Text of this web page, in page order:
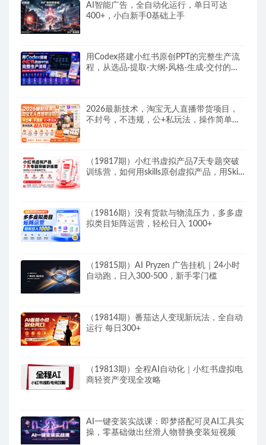
AI智能广告，全自动化运行，单日可达
400+，小白新手0基础上手
用Codex搭建小红书原创PPT的完整生产流
程，从选品·提取·大纲·风格·生成·交付的九
2026最新技术，淘宝无人直播带货项目，
不封号，不违规，公+私玩法，操作简单，
（19817期）小红书虚拟产品7天专题突破
训练营，如何用skills原创虚拟产品，用Skil
（19816期）没有货款与物流压力，多多虚
拟类目矩阵运营，轻松日入 1000+
（19815期）AI Pryzen 广告挂机｜24小时
自动跑，日入300-500，新手零门槛
（19814期）番茄达人变现新玩法，全自动
运行 每日300+
（19813期）全程AI自动化｜小红书虚拟电
商轻资产变现全攻略
AI一键变装实战课：即梦搭配可灵AI工具实
操，零基础做出丝滑人物替换变装短视频